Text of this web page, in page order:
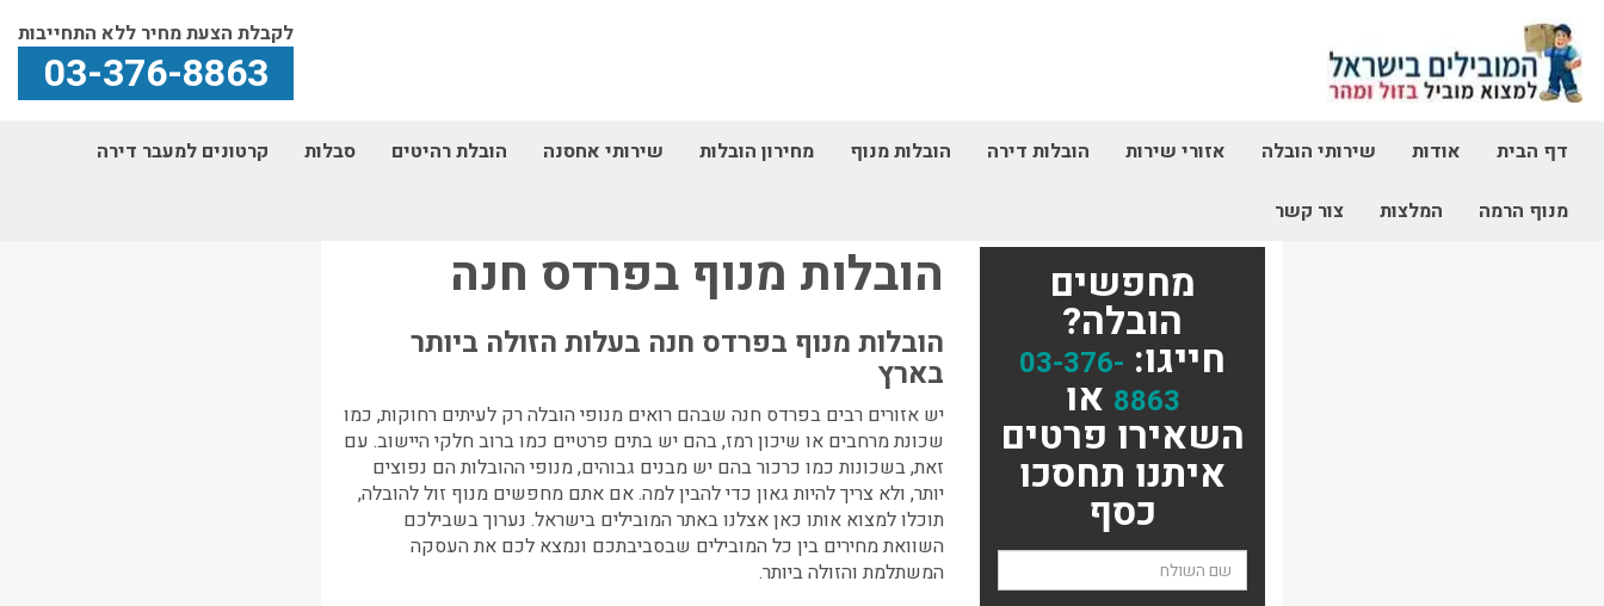
לקבלת הצעת מחיר ללא התחייבות
03-376-8863
דף הבית אודות שירותי הובלה אזורי שירות הובלות דירה הובלות מנוף מחירון הובלות שירותי אחסנה הובלת רהיטים סבלות קרטונים למעבר דירה
מנוף הרמה המלצות צור קשר
מחפשים
הובלה?
חייגו: 03-376-
8863 או
השאירו פרטים
איתנו תחסכו
כסף
שם השולח
הובלות מנוף בפרדס חנה
הובלות מנוף בפרדס חנה בעלות הזולה ביותר
בארץ
יש אזורים רבים בפרדס חנה שבהם רואים מנופי הובלה רק לעיתים רחוקות, כמו
שכונת מרחבים או שיכון רמז, בהם יש בתים פרטיים כמו ברוב חלקי היישוב. עם
זאת, בשכונות כמו כרכור בהם יש מבנים גבוהים, מנופי ההובלות הם נפוצים
יותר, ולא צריך להיות גאון כדי להבין למה. אם אתם מחפשים מנוף זול להובלה,
תוכלו למצוא אותו כאן אצלנו באתר המובילים בישראל. נערוך בשבילכם
השוואת מחירים בין כל המובילים שבסביבתכם ונמצא לכם את העסקה
המשתלמת והזולה ביותר.